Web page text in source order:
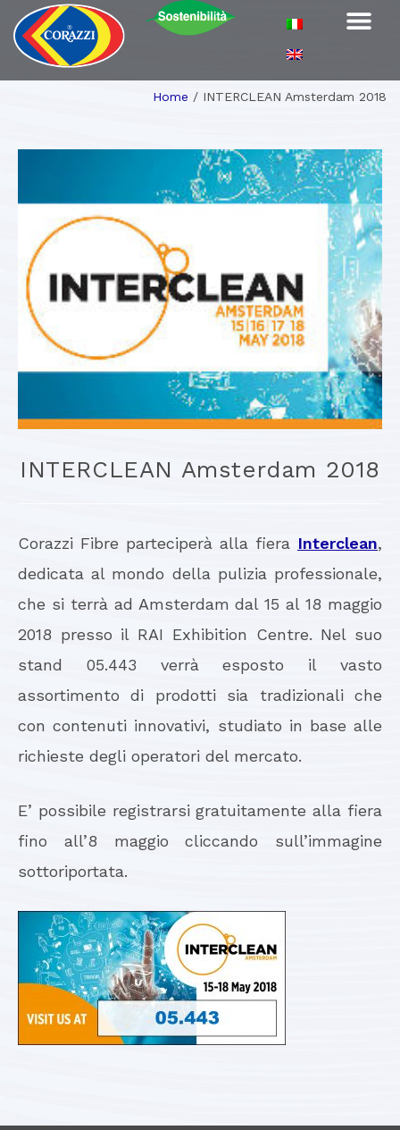
Home / INTERCLEAN Amsterdam 2018
INTERCLEAN Amsterdam 2018
Corazzi Fibre parteciperà alla fiera Interclean,
dedicata al mondo della pulizia professionale,
che si terrà ad Amsterdam dal 15 al 18 maggio
2018 presso il RAI Exhibition Centre. Nel suo
stand 05.443 verrà esposto il vasto
assortimento di prodotti sia tradizionali che
con contenuti innovativi, studiato in base alle
richieste degli operatori del mercato.
E’ possibile registrarsi gratuitamente alla fiera
fino all’8 maggio cliccando sull’immagine
sottoriportata.